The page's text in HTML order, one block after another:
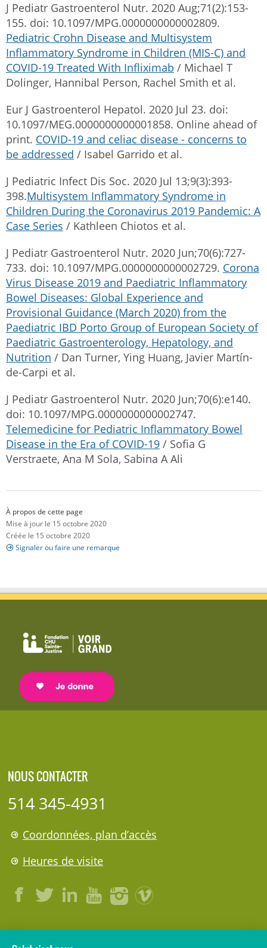
J Pediatr Gastroenterol Nutr. 2020 Aug;71(2):153-
155. doi: 10.1097/MPG.0000000000002809.
Pediatric Crohn Disease and Multisystem
Inflammatory Syndrome in Children (MIS-C) and
COVID-19 Treated With Infliximab / Michael T
Dolinger, Hannibal Person, Rachel Smith et al.
Eur J Gastroenterol Hepatol. 2020 Jul 23. doi:
10.1097/MEG.0000000000001858. Online ahead of
print. COVID-19 and celiac disease - concerns to
be addressed / Isabel Garrido et al.
J Pediatric Infect Dis Soc. 2020 Jul 13;9(3):393-
398.Multisystem Inflammatory Syndrome in
Children During the Coronavirus 2019 Pandemic: A
Case Series / Kathleen Chiotos et al.
J Pediatr Gastroenterol Nutr. 2020 Jun;70(6):727-
733. doi: 10.1097/MPG.0000000000002729. Corona
Virus Disease 2019 and Paediatric Inflammatory
Bowel Diseases: Global Experience and
Provisional Guidance (March 2020) from the
Paediatric IBD Porto Group of European Society of
Paediatric Gastroenterology, Hepatology, and
Nutrition / Dan Turner, Ying Huang, Javier Martín-
de-Carpi et al.
J Pediatr Gastroenterol Nutr. 2020 Jun;70(6):e140.
doi: 10.1097/MPG.0000000000002747.
Telemedicine for Pediatric Inflammatory Bowel
Disease in the Era of COVID-19 / Sofia G
Verstraete, Ana M Sola, Sabina A Ali
À propos de cette page
Mise à jour le 15 octobre 2020
Créée le 15 octobre 2020
Signaler ou faire une remarque
NOUS CONTACTER
514 345-4931
Coordonnées, plan d’accès
Heures de visite
LÉGAL